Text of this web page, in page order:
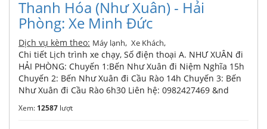
Thanh Hóa (Như Xuân) - Hải
Phòng: Xe Minh Đức
Dịch vụ kèm theo: Máy lạnh, Xe Khách,
Chi tiết Lịch trình xe chạy, Số điện thoại A. NHƯ XUÂN đi
HẢI PHÒNG: Chuyến 1:Bến Như Xuân đi Niệm Nghĩa 15h
Chuyến 2: Bến Như Xuân đi Cầu Rào 14h Chuyến 3: Bến
Như Xuân đi Cầu Rào 6h30 Liên hệ: 0982427469 &nd
Xem: 12587 lượt